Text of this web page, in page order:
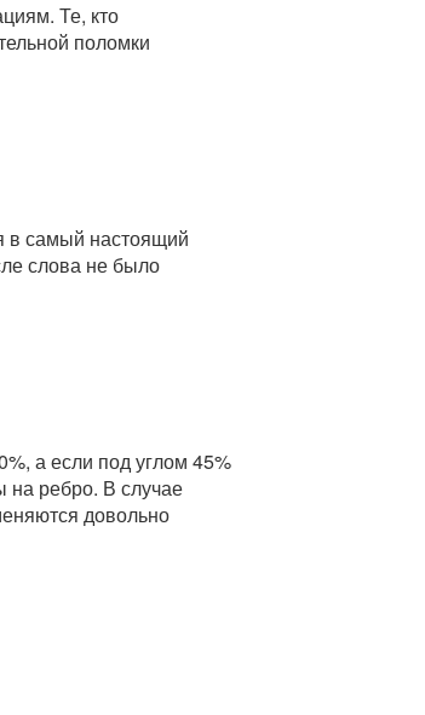
Те, кто
поломки
в самый настоящий
слова не было
а если под углом 45%
на ребро. В случае
довольно